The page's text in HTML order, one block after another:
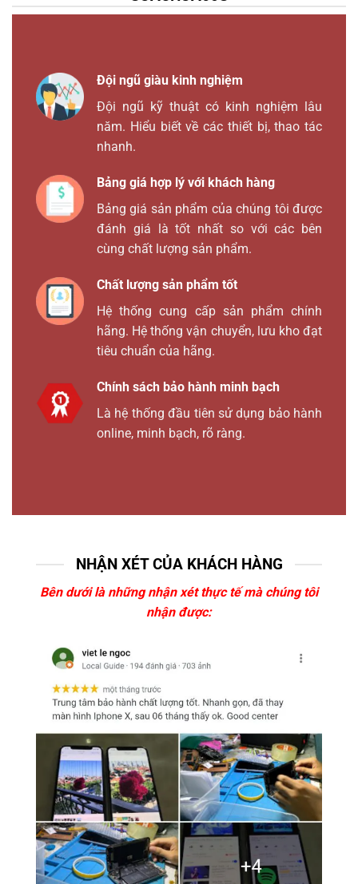
Đội ngũ giàu kinh nghiệm
Đội ngũ kỹ thuật có kinh nghiệm lâu
năm. Hiểu biết về các thiết bị, thao tác
nhanh.
Bảng giá hợp lý với khách hàng
Bảng giá sản phẩm của chúng tôi được
đánh giá là tốt nhất so với các bên
cùng chất lượng sản phẩm.
Chất lượng sản phẩm tốt
Hệ thống cung cấp sản phẩm chính
hãng. Hệ thống vận chuyển, lưu kho đạt
tiêu chuẩn của hãng.
Chính sách bảo hành minh bạch
Là hệ thống đầu tiên sử dụng bảo hành
online, minh bạch, rõ ràng.
NHẬN XÉT CỦA KHÁCH HÀNG
Bên dưới là những nhận xét thực tế mà chúng tôi
nhận được: